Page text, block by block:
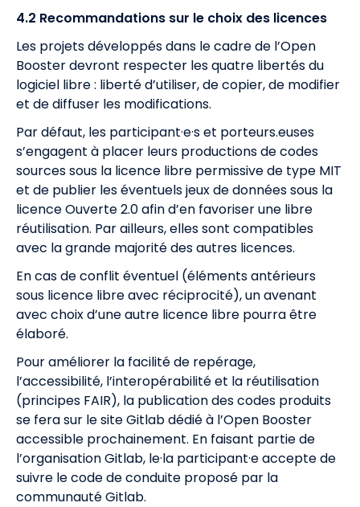
4.2 Recommandations sur le choix des licences
Les projets développés dans le cadre de l’Open
Booster devront respecter les quatre libertés du
logiciel libre : liberté d’utiliser, de copier, de modifier
et de diffuser les modifications.
Par défaut, les participant·e·s et porteurs.euses
s’engagent à placer leurs productions de codes
sources sous la licence libre permissive de type MIT
et de publier les éventuels jeux de données sous la
licence Ouverte 2.0 afin d’en favoriser une libre
réutilisation. Par ailleurs, elles sont compatibles
avec la grande majorité des autres licences.
En cas de conflit éventuel (éléments antérieurs
sous licence libre avec réciprocité), un avenant
avec choix d’une autre licence libre pourra être
élaboré.
Pour améliorer la facilité de repérage,
l’accessibilité, l’interopérabilité et la réutilisation
(principes FAIR), la publication des codes produits
se fera sur le site Gitlab dédié à l’Open Booster
accessible prochainement. En faisant partie de
l’organisation Gitlab, le·la participant·e accepte de
suivre lecode de conduite proposé par la
communauté Gitlab.